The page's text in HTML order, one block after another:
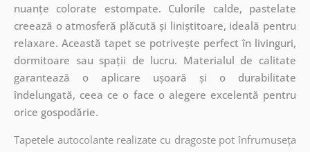
nuanțe colorate estompate. Culorile calde, pastelate
creează o atmosferă plăcută și liniștitoare, ideală pentru
relaxare. Această tapet se potrivește perfect în livinguri,
dormitoare sau spații de lucru. Materialul de calitate
garantează o aplicare ușoară și o durabilitate
îndelungată, ceea ce o face o alegere excelentă pentru
orice gospodărie.
Tapetele autocolante realizate cu dragoste pot înfrumuseța